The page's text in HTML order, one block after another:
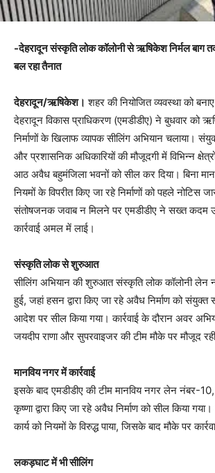
-देहरादून संस्कृति लोक कॉलोनी से ऋषिकेश निर्मल बाग
बल रहा तैनात
देहरादून/ऋषिकेश। शहर की नियोजित व्यवस्था को
देहरादून विकास प्राधिकरण (एमडीडीए) ने बुधवार को
निर्माणों के खिलाफ व्यापक सीलिंग अभियान चलाया।
और प्रशासनिक अधिकारियों की मौजूदगी में विभिन्न
आठ अवैध बहुमंजिला भवनों को सील कर दिया। बिना
नियमों के विपरीत किए जा रहे निर्माणों को पहले नोटिस
संतोषजनक जवाब न मिलने पर एमडीडीए ने सख्त कदम
कार्रवाई अमल में लाई।
संस्कृति लोक से शुरुआत
सीलिंग अभियान की शुरुआत संस्कृति लोक कॉलोनी लेन
हुई, जहां हसन द्वारा किए जा रहे अवैध निर्माण को
आदेश पर सील किया गया। कार्रवाई के दौरान अवर
जयदीप राणा और सुपरवाइजर की टीम मौके पर मौजूद
मानविय नगर में कार्रवाई
इसके बाद एमडीडीए की टीम मानविय नगर लेन नंबर-
कृष्णा द्वारा किए जा रहे अवैध निर्माण को सील किया गया।
कार्य को नियमों के विरुद्ध पाया, जिसके बाद मौके पर
लकड़घाट में भी सीलिंग